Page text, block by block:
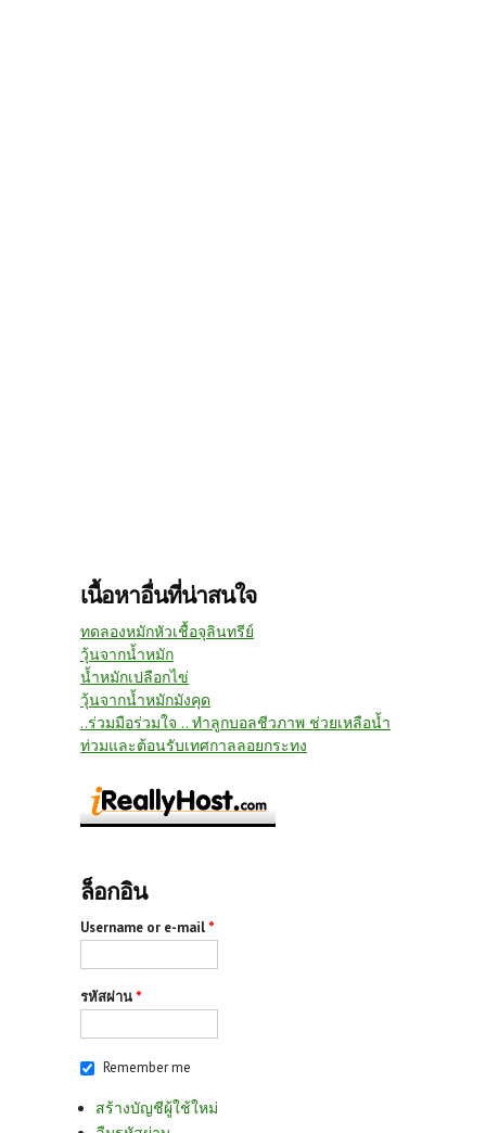
เนื้อหาอื่นที่น่าสนใจ
ทดลองหมักหัวเชื้อจุลินทรีย์
วุ้นจากน้ำหมัก
น้ำหมักเปลือกไข่
วุ้นจากน้ำหมักมังคุด
..ร่วมมือร่วมใจ .. ทำลูกบอลชีวภาพ ช่วยเหลือน้ำ
ท่วมและต้อนรับเทศกาลลอยกระทง
ล็อกอิน
Username or e-mail *
รหัสผ่าน *
Remember me
สร้างบัญชีผู้ใช้ใหม่